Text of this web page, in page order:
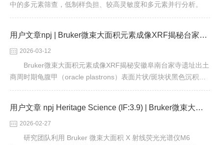
中的多元素筛查，低制样负担、较高灵敏度和多元素并行分析。
用户文章npj | Bruker微束大面积元素成像XRF揭秘台家寺遗址出土甲骨表面黑变现象
2026-03-12
Bruker微束大面积元素成像XRF揭秘安徽阜南台家寺遗址出土
商周时期龟腹甲（oracle plastrons）表面片状/斑块状黑色沉积黑
变现象
用户文章 npj Heritage Science (IF:3.9) | Bruker微束大面积XRF M6揭秘伦勃朗《夜巡》光影绘制策略
2026-02-27
研究团队利用 Bruker 微束大面积 X 射线荧光光谱仪M6